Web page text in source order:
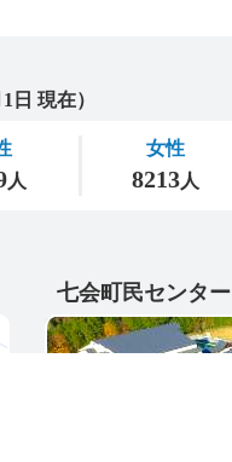
七会町民センター